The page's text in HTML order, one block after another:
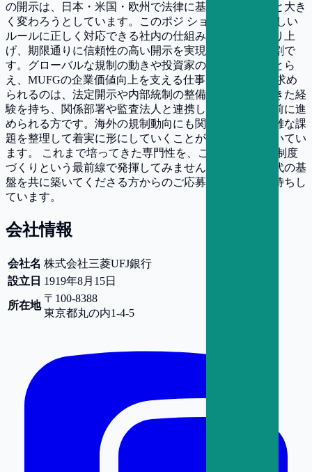
の開示は、日本・米国・欧州で法律に基づくルールへと大き
く変わろうとしています。このポジ ションは、その新しい
ルールに正しく対応できる社内の仕組みを一からつくり上
げ、期限通りに信頼性の高い開示を実現する重要な役割で
す。グローバルな規制の動きや投資家の期待を的確にとら
え、MUFGの企業価値向上を支える仕事といえます。 求め
られるのは、法定開示や内部統制の整備をリードしてきた経
験を持ち、関係部署や監査法人と連携しながら物事を前に進
められる方です。海外の規制動向にも関心を持ち、複雑な課
題を整理して着実に形にしていくことが得意な方に向いてい
ます。 これまで培ってきた専門性を、これからの開示制度
づくりという最前線で発揮してみませんか。新しい時代の基
盤を共に築いてくださる方からのご応募を、心よりお待ちし
ています。
会社情報
会社名 株式会社三菱UFJ銀行
設立日 1919年8月15日
所在地
〒100-8388
東京都丸の内1-4-5